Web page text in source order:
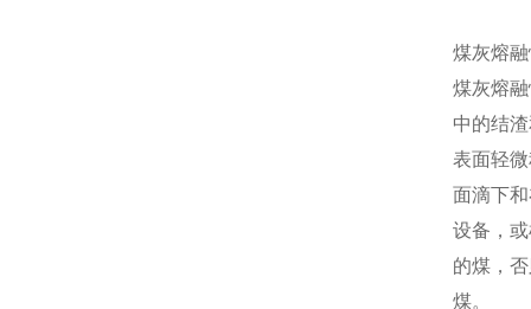
煤灰熔
煤灰熔
中的结
表面轻
面滴下
设备，
的煤，
煤。